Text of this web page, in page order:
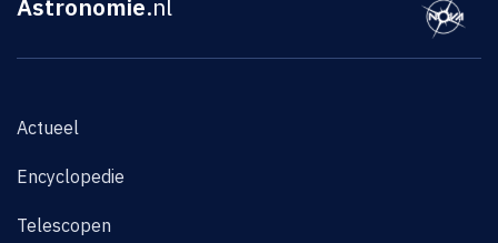
Astronomie.nl
Actueel
Encyclopedie
Telescopen